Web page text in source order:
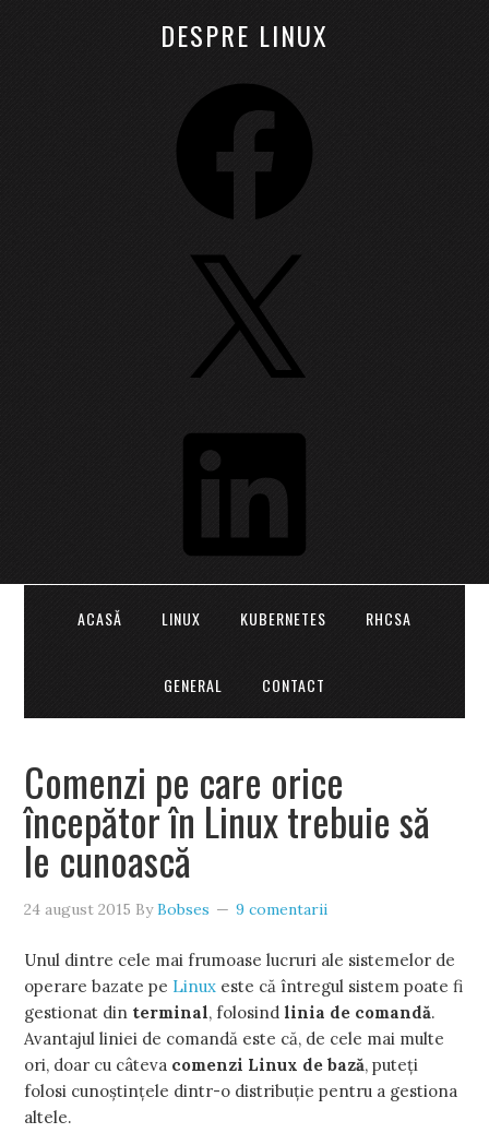
DESPRE LINUX
ACASĂ LINUX KUBERNETES RHCSA
GENERAL CONTACT
Comenzi pe care orice
începător în Linux trebuie să
le cunoască
24 august 2015 ByBobses 9 comentarii
Unul dintre cele mai frumoase lucruri ale sistemelor de
operare bazate pe Linux este că întregul sistem poate fi
gestionat din terminal, folosind linia de comandă.
Avantajul liniei de comandă este că, de cele mai multe
ori, doar cu câteva comenzi Linux de bază, puteți
folosi cunoștințele dintr-o distribuție pentru a gestiona
altele.